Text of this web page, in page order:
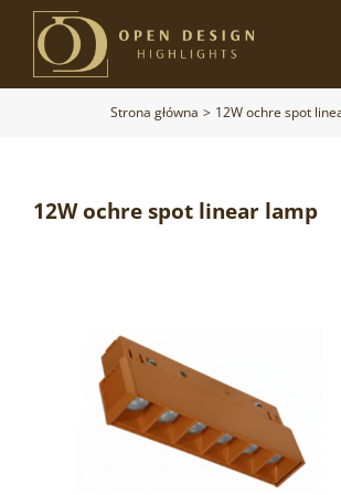
Przejdź
zawartości
Strona główna 12W ochre spot
12W ochre spot linear lamp